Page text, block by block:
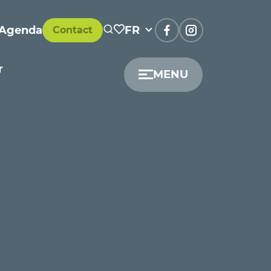
Contact FR
MENU